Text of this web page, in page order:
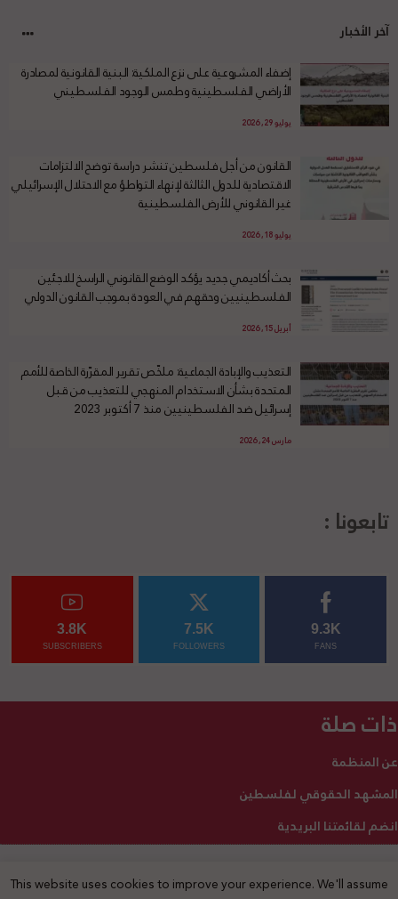
آخر الأخبار
إضفاء المشروعية على نزع الملكية: البنية القانونية لمصادرة
الأراضي الفلسطينية وطمس الوجود الفلسطيني
يوليو 29, 2026
القانون من أجل فلسطين تنشر دراسة توضح الالتزامات
الاقتصادية للدول الثالثة لإنهاء التواطؤ مع الاحتلال الإسرائيلي
غير القانوني للأرض الفلسطينية
يوليو 18, 2026
بحث أكاديمي جديد يؤكد الوضع القانوني الراسخ للاجئين
الفلسطينيين وحقهم في العودة بموجب القانون الدولي
أبريل 15, 2026
التعذيب والإبادة الجماعية: ملخّص تقرير المقرّرة الخاصة للأمم
المتحدة بشأن الاستخدام المنهجي للتعذيب من قبل
إسرائيل ضد الفلسطينيين منذ 7 أكتوبر 2023
مارس 24, 2026
تابعونا :
9.3K
FANS
7.5K
FOLLOWERS
3.8K
SUBSCRIBERS
ذات صلة
عن المنظمة
المشهد الحقوقي لفلسطين
انضم لقائمتنا البريدية
This website uses cookies to improve your experience. We'll assume